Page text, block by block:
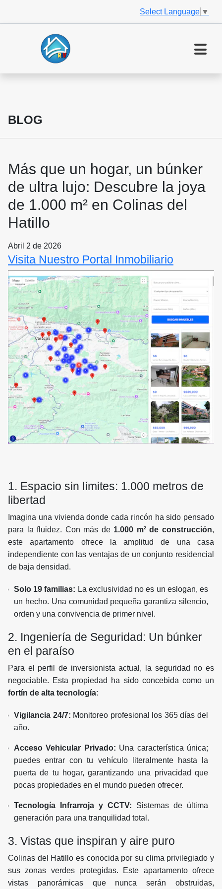
Select Language ▼
BLOG
Más que un hogar, un búnker
de ultra lujo: Descubre la joya
de 1.000 m² en Colinas del
Hatillo
Abril 2 de 2026
Visita Nuestro Portal Inmobiliario
1. Espacio sin límites: 1.000 metros de
libertad
Imagina una vivienda donde cada rincón ha sido pensado
para la fluidez. Con más de 1.000 m² de construcción,
este apartamento ofrece la amplitud de una casa
independiente con las ventajas de un conjunto residencial
de baja densidad.
Solo 19 familias: La exclusividad no es un eslogan, es
un hecho. Una comunidad pequeña garantiza silencio,
orden y una convivencia de primer nivel.
2. Ingeniería de Seguridad: Un búnker
en el paraíso
Para el perfil de inversionista actual, la seguridad no es
negociable. Esta propiedad ha sido concebida como un
fortín de alta tecnología:
Vigilancia 24/7: Monitoreo profesional los 365 días del
año.
Acceso Vehicular Privado: Una característica única;
puedes entrar con tu vehículo literalmente hasta la
puerta de tu hogar, garantizando una privacidad que
pocas propiedades en el mundo pueden ofrecer.
Tecnología Infrarroja y CCTV: Sistemas de última
generación para una tranquilidad total.
3. Vistas que inspiran y aire puro
Colinas del Hatillo es conocida por su clima privilegiado y
sus zonas verdes protegidas. Este apartamento ofrece
vistas panorámicas que nunca serán obstruidas,